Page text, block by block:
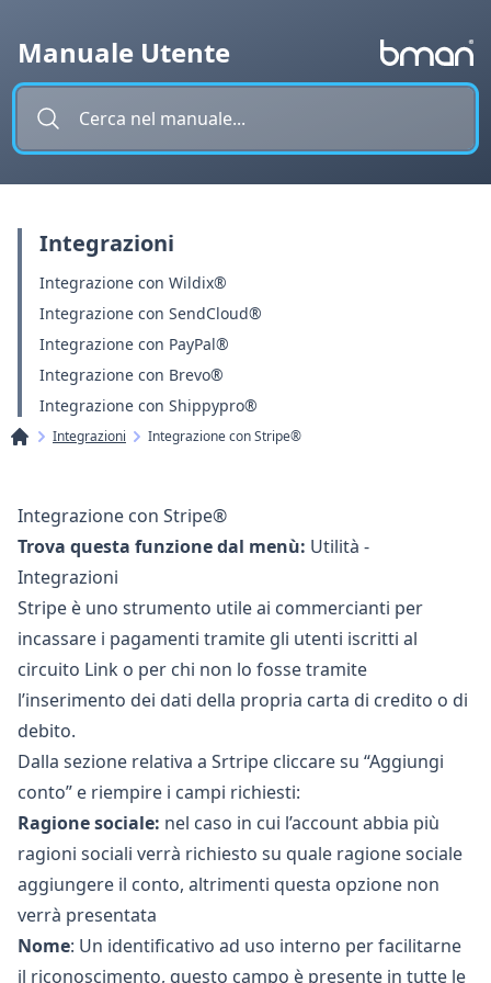
Manuale Utente
Integrazioni
Integrazione con Wildix®
Integrazione con SendCloud®
Integrazione con PayPal®
Integrazione con Brevo®
Integrazione con Shippypro®
Integrazioni Integrazione con Stripe®
Integrazione con Stripe®
Trova questa funzione dal menù: Utilità -
Integrazioni
Stripe è uno strumento utile ai commercianti per
incassare i pagamenti tramite gli utenti iscritti al
circuito Link o per chi non lo fosse tramite
l’inserimento dei dati della propria carta di credito o di
debito.
Dalla sezione relativa a Srtripe cliccare su “Aggiungi
conto” e riempire i campi richiesti:
Ragione sociale: nel caso in cui l’account abbia più
ragioni sociali verrà richiesto su quale ragione sociale
aggiungere il conto, altrimenti questa opzione non
verrà presentata
Nome: Un identificativo ad uso interno per facilitarne
il riconoscimento, questo campo è presente in tutte le